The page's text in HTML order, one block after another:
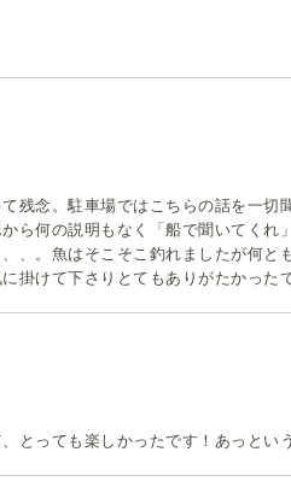
残念。駐車場ではこちらの話を一切
ら何の説明もなく「船で聞いてくれ
、。魚はそこそこ釣れましたが何と
掛けて下さりとてもありがたかったで
とっても楽しかったです！あっとい